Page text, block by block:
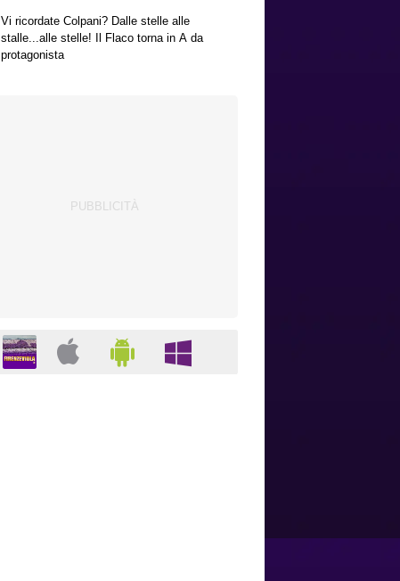
Vi ricordate Colpani? Dalle stelle alle
stalle...alle stelle! Il Flaco torna in A da
protagonista